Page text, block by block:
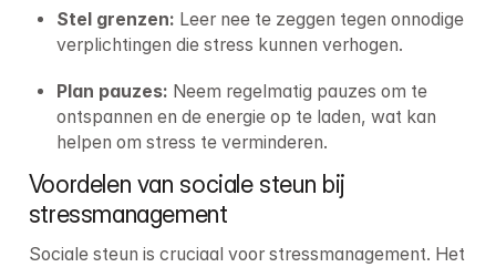
Stel grenzen: Leer nee te zeggen tegen onnodige
verplichtingen die stress kunnen verhogen.
Plan pauzes: Neem regelmatig pauzes om te
ontspannen en de energie op te laden, wat kan
helpen om stress te verminderen.
Voordelen van sociale steun bij
stressmanagement
Sociale steun is cruciaal voor stressmanagement. Het